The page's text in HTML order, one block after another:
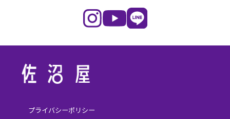
プライバシーポリシー